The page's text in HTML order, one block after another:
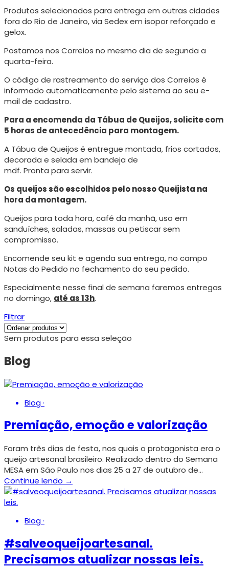
Produtos selecionados para entrega em outras cidades
fora do Rio de Janeiro, via Sedex em isopor reforçado e
gelox.
Postamos nos Correios no mesmo dia de segunda a
quarta-feira.
O código de rastreamento do serviço dos Correios é
informado automaticamente pelo sistema ao seu e-
mail de cadastro.
Para a encomenda da Tábua de Queijos, solicite com
5 horas de antecedência para montagem.
A Tábua de Queijos é entregue montada, frios cortados,
decorada e selada em bandeja de
mdf. Pronta para servir.
Os queijos são escolhidos pelo nosso Queijista na
hora da montagem.
Queijos para toda hora, café da manhã, uso em
sanduíches, saladas, massas ou petiscar sem
compromisso.
Encomende seu kit e agenda sua entrega, no campo
Notas do Pedido no fechamento do seu pedido.
Especialmente nesse final de semana faremos entregas
no domingo, até as 13h.
Filtrar
Sem produtos para essa seleção
Blog
Blog·
Premiação, emoção e valorização
Foram três dias de festa, nos quais o protagonista era o
queijo artesanal brasileiro. Realizado dentro do Semana
MESA em São Paulo nos dias 25 a 27 de outubro de…
Continue lendo →
Blog·
#salveoqueijoartesanal.
Precisamos atualizar nossas leis.